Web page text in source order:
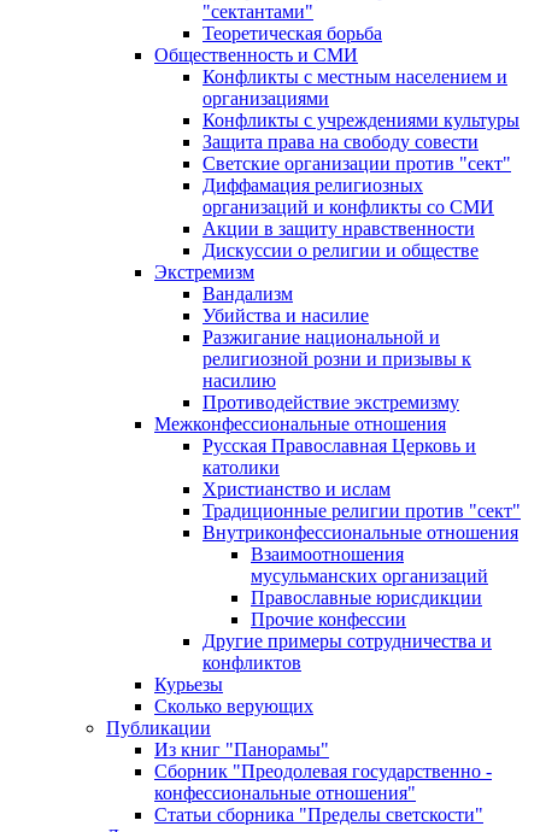
"сектантами"
Теоретическая борьба
Общественность и СМИ
Конфликты с местным населением и
организациями
Конфликты с учреждениями культуры
Защита права на свободу совести
Светские организации против "сект"
Диффамация религиозных
организаций и конфликты со СМИ
Акции в защиту нравственности
Дискуссии о религии и обществе
Экстремизм
Вандализм
Убийства и насилие
Разжигание национальной и
религиозной розни и призывы к
насилию
Противодействие экстремизму
Межконфессиональные отношения
Русская Православная Церковь и
католики
Христианство и ислам
Традиционные религии против "сект"
Внутриконфессиональные отношения
Взаимоотношения
мусульманских организаций
Православные юрисдикции
Прочие конфессии
Другие примеры сотрудничества и
конфликтов
Курьезы
Сколько верующих
Публикации
Из книг "Панорамы"
Сборник "Преодолевая государственно -
конфессиональные отношения"
Статьи сборника "Пределы светскости"